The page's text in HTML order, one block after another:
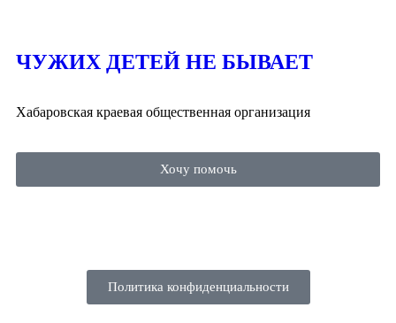
ЧУЖИХ ДЕТЕЙ НЕ БЫВАЕТ
Хабаровская краевая общественная организация
Хочу помочь
Политика конфиденциальности